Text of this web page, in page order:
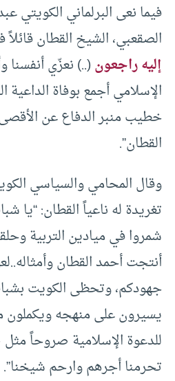
فيما نعى البرلماني الكويتي
الصقعبي، الشيخ القطان
إليه راجعون(..) نعزّي أنفسنا
الإسلامي أجمع بوفاة الداعية
خطيب منبر الدفاع عن
القطان”.
وقال المحامي والسياسي
تغريدة له ناعياً القطان: “يا
شمروا في ميادين التربية
أنتجت أحمد القطان
جهودكم، وتحظى الكويت
يسيرون على منهجه
للدعوة الإسلامية صروحاً مثل
تحرمنا أجرهم وارحم شيخنا”.